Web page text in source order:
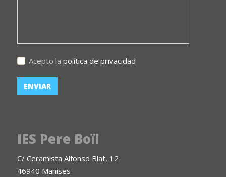
Acepto la política de privacidad
IES Pere Boïl
C/ Ceramista Alfonso Blat, 12
46940 Manises